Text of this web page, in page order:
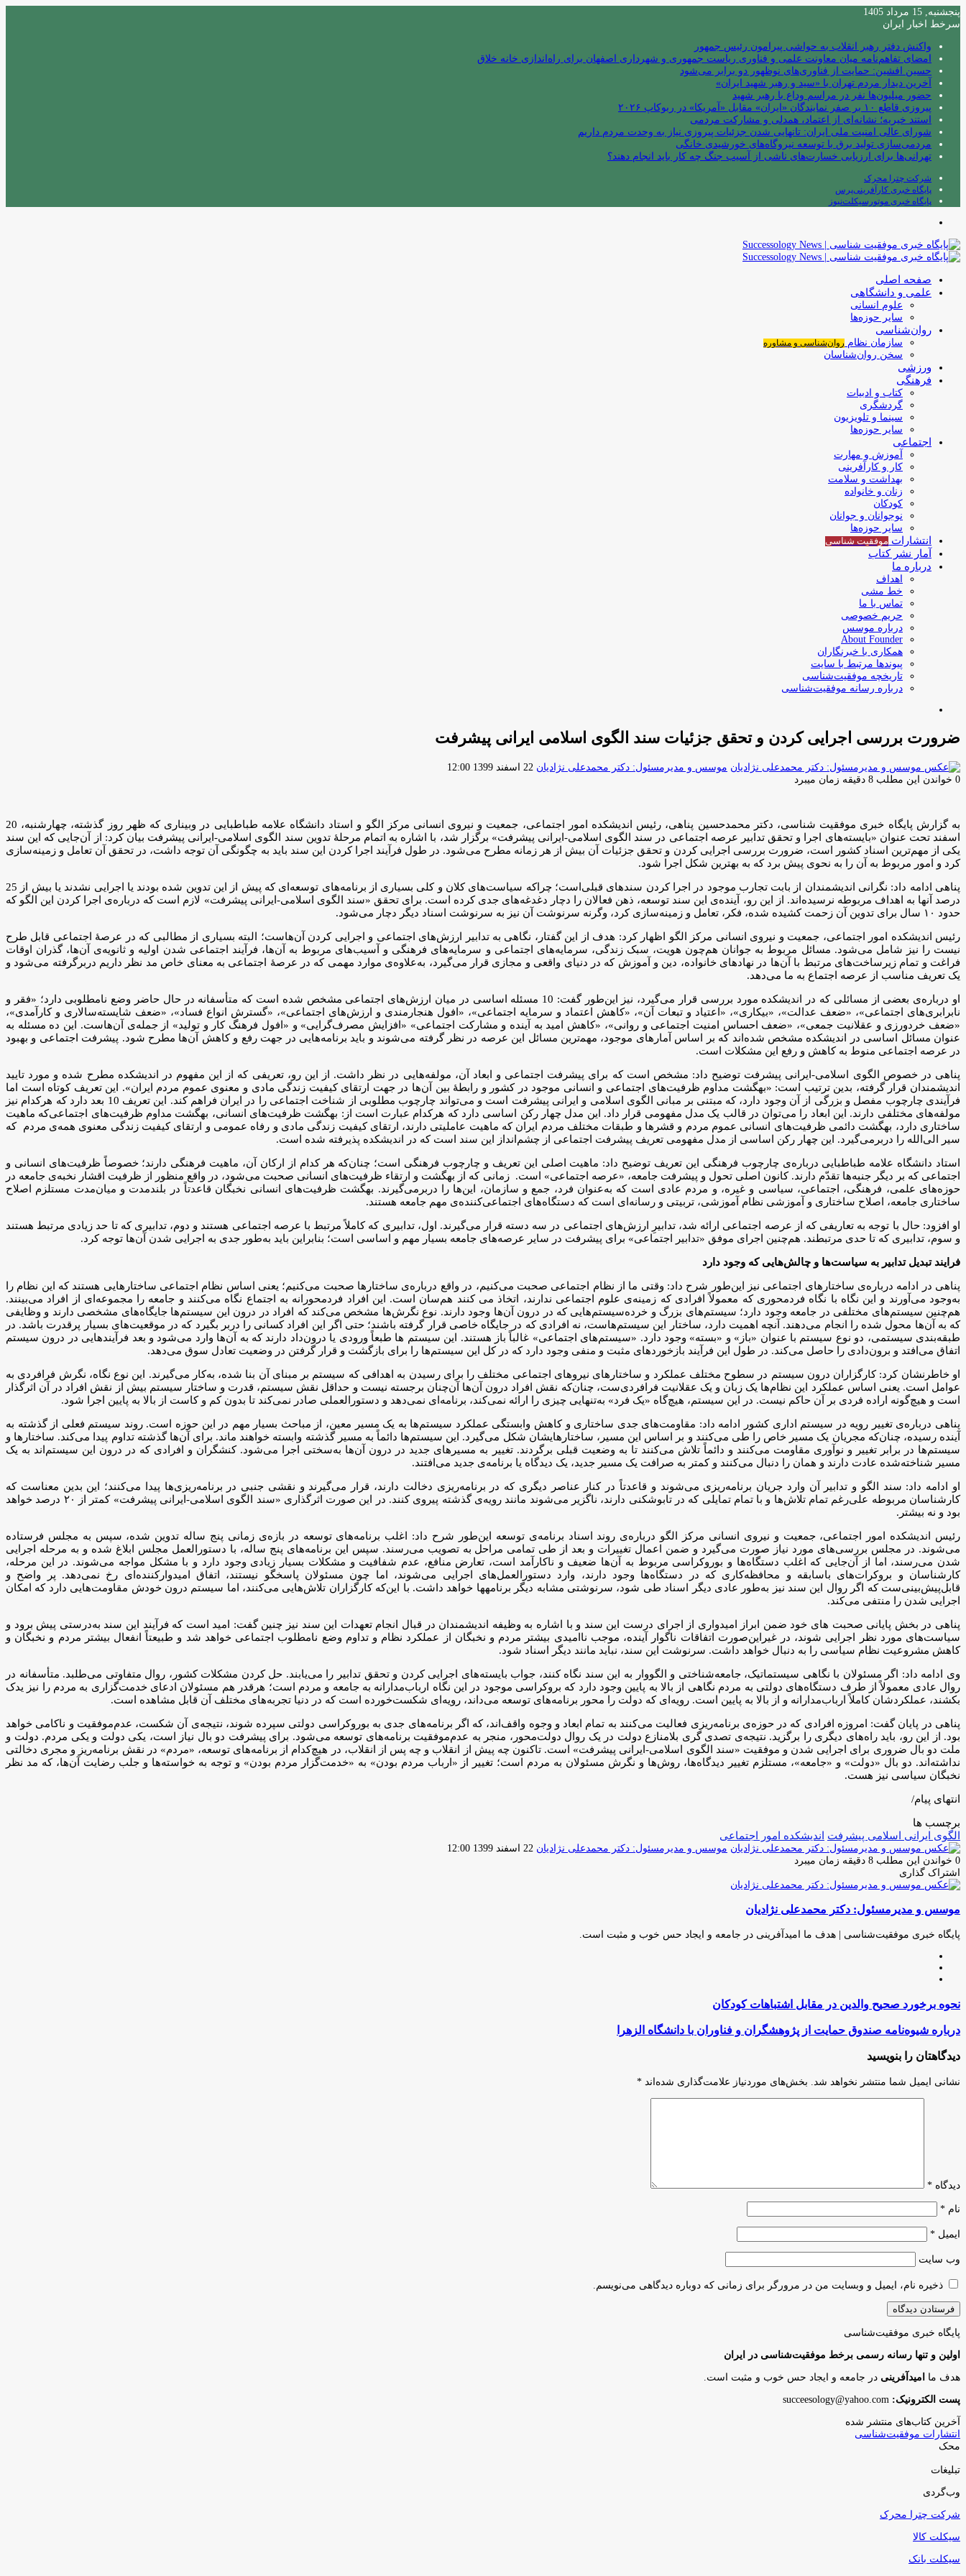
پنجشنبه, 15 مرداد 1405
سرخط اخبار ایران
واکنش دفتر رهبر انقلاب به حواشی پیرامون رئیس جمهور
امضای تفاهم‌نامه میان معاونت علمی و فناوری ریاست جمهوری و شهرداری اصفهان برای راه‌اندازی خانه خلاق
حسین افشین: حمایت از فناوری‌های نوظهور دو برابر می‌شود
آخرین دیدار مردم تهران با «سید و رهبر شهید ایران»
حضور میلیون‌ها نفر در مراسم وداع با رهبر شهید
پیروزی قاطع ۱۰ بر صفر نمایندگان «ایران» مقابل «آمریکا» در ربوکاپ ۲۰۲۶
استند خیریه؛ نشانه‌ای از اعتماد، همدلی و مشارکت مردمی
شورای عالی امنیت ملی ایران: تانهایی شدن جزئیات پیروزی نیاز به وحدت مردم داریم
مردمی‌سازی تولید برق با توسعه نیروگاه‌های خورشیدی خانگی
تهرانی‌ها برای ارزیابی خسارت‌های ناشی از آسیب جنگ چه کار باید انجام دهند؟
شرکت چترا محرک
پایگاه خبری کارآفرینی‌پرس
پایگاه خبری موتورسیکلت‌نیوز
صفحه اصلی
علمی و دانشگاهی
علوم انسانی
سایر حوزه‌ها
روان‌شناسی
سازمان نظام روان‌شناسی و مشاوره
سخن روان‌شناسان
ورزشی
فرهنگی
کتاب و ادبیات
گردشگری
سینما و تلویزیون
سایر حوزه‌ها
اجتماعی
آموزش و مهارت
کار و کارآفرینی
بهداشت و سلامت
زنان و خانواده
کودکان
نوجوانان و جوانان
سایر حوزه‌ها
انتشارات موفقیت‌ شناسی
آمار نشر کتاب
درباره ما
اهداف
خط مشی
تماس با ما
حریم خصوصی
درباره موسس
About Founder
همکاری با خبرنگاران
پیوندها مرتبط با سایت
تاریخچه موفقیت‌شناسی
درباره رسانه موفقیت‌شناسی
ضرورت بررسی اجرایی کردن و تحقق جزئیات سند الگوی اسلامی ایرانی پیشرفت
موسس و مدیرمسئول: دکتر محمدعلی نژادیان ارسال
22 اسفند 1399 12:00
0 خواندن این مطلب 8 دقیقه زمان میبرد
به گزارش پایگاه خبری موفقیت شناسی، دکتر محمدحسین پناهی، رئیس اندیشکده امور اجتماعی، جمعیت و نیروی انسانی مرکز الگو و استاد دانشگاه علامه طباطبایی در وبیناری که ظهر روز گذشته، چهارشنبه، 20
اسفند تحت عنوان «بایسته‌های اجرا و تحقق تدابیر عرصه اجتماعی در سند الگوی اسلامی-ایرانی پیشرفت» برگزار شد، با اشاره به اتمام مرحلۀ تدوین سند الگوی اسلامی-ایرانی پیشرفت بیان کرد: از آن‌جایی که این سند
یکی از مهم‌ترین اسناد کشور است، ضرورت بررسی اجرایی کردن و تحقق جزئیات آن بیش از هر زمانه مطرح می‌شود. در طول فرآیند اجرا کردن این سند باید به چگونگی آن توجه داشت، در تحقق آن تعامل و زمینه‌سازی
کرد و امور مربوط به آن را به نحوی پیش برد که به بهترین شکل اجرا شود.
پناهی ادامه داد: نگرانی اندیشمندان از بابت تجارب موجود در اجرا کردن سندهای قبلی‌است؛ چراکه سیاست‌های کلان و کلی بسیاری از برنامه‌های توسعه‌ای که پیش از این تدوین شده بودند یا اجرایی نشدند یا بیش از 25
درصد آنها به اهداف مربوطه نرسیده‌اند. از این رو، آینده‌ی این سند توسعه، ذهن فعالان را دچار دغدغه‌های جدی کرده است. برای تحقق «سند الگوی اسلامی-ایرانی پیشرفت» لازم است که درباره‌ی اجرا کردن این الگو که
حدود ۱۰ سال برای تدوین آن زحمت کشیده شده، فکر، تعامل و زمینه‌سازی کرد، وگرنه سرنوشت آن نیز به سرنوشت اسناد دیگر دچار می‌شود.
رئیس اندیشکده امور اجتماعی، جمعیت و نیروی انسانی مرکز الگو اظهار کرد: هدف از این گفتار، نگاهی به تدابیر ارزش‌های اجتماعی و اجرایی کردن آن‌هاست؛ البته بسیاری از مطالبی که در عرصۀ اجتماعی قابل طرح
نیست را نیز شامل می‌شود. مسائل مربوط به جوانان هم‌چون هویت، سبک زندگی، سرمایه‌های اجتماعی و سرمایه‌های فرهنگی و آسیب‌های مربوط به آن‌ها، فرآیند اجتماعی شدن اولیه و ثانویه‌ی آن‌ها، گذران اوقات
فراغت و تمام زیرساخت‌های مرتبط با آن‌ها در نهادهای خانواده، دین و آموزش که در دنیای واقعی و مجازی قرار می‌گیرد، به‌علاوه‌ی موارد مهمی که در عرصۀ اجتماعی به معنای خاص مد نظر داریم دربرگرفته می‌شود و
یک تعریف مناسب از عرصه اجتماع به ما می‌دهد.
او درباره‌ی بعضی از مسائلی که در اندیشکده‌ مورد بررسی قرار می‌گیرد، نیز این‌طور گفت: 10 مسئله اساسی در میان ارزش‌های اجتماعی مشخص شده است که متأسفانه در حال حاضر وضع نامطلوبی دارد؛ «فقر و
نابرابری‌های اجتماعی»، «ضعف عدالت»، «بیکاری»، «اعتیاد و تبعات آن»، «کاهش اعتماد و سرمایه اجتماعی»، «افول هنجارمندی و ارزش‌های اجتماعی»، «گسترش انواع فساد»، «ضعف شایسته‌سالاری و کارآمدی»،
«ضعف خردورزی و عقلانیت جمعی»، «ضعف احساس امنیت اجتماعی و روانی»، «کاهش امید به آینده و مشارکت اجتماعی» «افزایش مصرف‌گرایی» و «افول فرهنگ کار و تولید» از جمله‌ی آن‌هاست. این ده مسئله به
عنوان مسائل اساسی در اندیشکده مشخص شده‌اند که بر اساس آمارهای موجود، مهم‍‌ترین مسائل این عرصه در نظر گرفته می‌شوند و باید برنامه‌هایی در جهت رفع و کاهش آن‌ها مطرح شود. پیشرفت اجتماعی و بهبود
در عرصه اجتماعی منوط به کاهش و رفع این مشکلات است.
پناهی در خصوص الگوی اسلامی-ایرانی پیشرفت توضیح داد: مشخص است که برای پیشرفت اجتماعی و ابعاد آن، مولفه‌هایی در نظر داشت. از این رو، تعریفی که از این مفهوم در اندیشکده مطرح شده و مورد تایید
اندیشمندان قرار گرفته، بدین ترتیب است: «بهگشت مداوم ظرفیت‌های اجتماعی و انسانی موجود در کشور و رابطۀ بین آن‌ها در جهت ارتقای کیفیت زندگی مادی و معنوی عموم مردم ایران». این تعریف کوتاه است اما
فرآیندی چارچوب مفصل و بزرگی از آن وجود دارد، که مبتنی بر مبانی الگوی اسلامی و ایرانی پیشرفت است و می‌تواند چارچوب مطلوبی از شناخت اجتماعی را در ایران فراهم کند. این تعریف 10 بعد دارد که هرکدام نیز
مولفه‌های مختلفی دارند. این ابعاد را می‌توان در قالب یک مدل مفهومی قرار داد. این مدل چهار رکن اساسی دارد که هرکدام عبارت است از: بهگشت ظرفیت‌های انسانی، بهگشت مداوم ظرفیت‌های اجتماعی‌که ماهیت
ساختاری دارد، بهگشت دائمی ظرفیت‌های انسانی عموم مردم و قشرها و طبقات مختلف مردم ایران که ماهیت عاملیتی دارند، ارتقای کیفیت زندگی مادی و رفاه عمومی و ارتقای کیفیت زندگی معنوی همه‌ی مردم که
سیر الی‌الله را دربرمی‌گیرد. این چهار رکن اساسی از مدل مفهومی تعریف پیشرفت اجتماعی از چشم‌انداز این سند است که در اندیشکده پذیرفته شده است.
استاد دانشگاه علامه طباطبایی درباره‌ی چارچوب فرهنگی این تعریف توضیح داد: ماهیت اصلی این تعریف و چارچوب فرهنگی است؛ چنان‌که هر کدام از ارکان آن، ماهیت فرهنگی دارند؛ خصوصاً ظرفیت‌های انسانی و
اجتماعی که بر دیگر جنبه‌ها تقدّم دارند. کانون اصلی تحول و پیشرفت جامعه، «عرصه اجتماعی» است. زمانی که از بهگشت و ارتقاء ظرفیت‌های انسانی صحبت می‌شود، در واقع منظور از ظرفیت اقشار نخبه‌ی جامعه در
حوزه‌های علمی، فرهنگی، اجتماعی، سیاسی و غیره، و مردم عادی‌ است که به‌عنوان فرد، جمع و سازمان، این‌ها را دربرمی‌گیرند. بهگشت ظرفیت‌های انسانی نخبگان قاعدتاً در بلندمدت و میان‌مدت مستلزم اصلاح
ساختاری جامعه، اصلاح ساختاری و آموزشی نظام آموزشی، تربیتی و رسانه‌ای‌ است که دستگاه‌های اجتماعی‌کننده‌ی مهم جامعه هستند.
او افزود: حال با توجه به تعاریفی که از عرصه اجتماعی ارائه شد، تدابیرِ ارزش‌های اجتماعی در سه دسته قرار می‌گیرند. اول، تدابیری که کاملاً مرتبط با عرصه اجتماعی هستند و دوم، تدابیری که تا حد زیادی مرتبط هستند
و سوم، تدابیری که تا حدی مرتبطند. هم‌چنین اجرای موفق «تدابیر اجتماعی» برای پیشرفت در سایر عرصه‌های جامعه بسیار مهم و اساسی‌ است؛ بنابراین باید به‌طور جدی به اجرایی شدن آن‌ها توجه کرد.
فرایند تبدیل تدابیر به سیاست‌ها و چالش‌هایی که وجود دارد
پناهی در ادامه درباره‌ی ساختارهای اجتماعی نیز این‌طور شرح داد: وقتی ما از نظام اجتماعی صحبت می‌کنیم، در واقع درباره‌ی ساختارها صحبت می‌کنیم؛ یعنی اساس نظام اجتماعی ساختارهایی هستند که این نظام را
به‌وجود می‌آورند و این نگاه با نگاه فردمحوری که معمولاً افرادی که زمینه‌ی علوم اجتماعی ندارند، اتخاذ می کنند هم‎‌سان است. این افراد فردمحورانه به اجتماع نگاه می‌کنند و جامعه را مجموعه‌ای از افراد می‌بینند.
هم‌چنین سیستم‌های مختلفی در جامعه وجود دارد؛ سیستم‌های بزرگ و خرده‌سیستم‌هایی که در درون آن‌ها وجود دارند. نوع نگرش‌ها مشخص می‌کند که افراد در درون این سیستم‌ها جایگاه‌های مشخصی دارند و وظایفی
که به آن‌ها محول شده را انجام می‌دهند. آنچه اهمیت دارد، ساختار این سیستم‌هاست، نه افرادی که در جایگاه خاصی قرار گرفته باشند؛ حتی اگر این افراد کسانی را دربر بگیرد که در موقعیت‌های بسیار پرقدرت باشد. در
طبقه‌بندی سیستمی، دو نوع سیستم با عنوان «باز» و «بسته» وجود دارد. «سیستم‌های اجتماعی» غالباً باز هستند. این سیستم ها طبعاً ورودی یا درون‌داد دارند که به آن‌ها وارد می‌شود و بعد فرآیندهایی در درون سیستم
اتفاق می‌افتد و برون‌دادی را حاصل می‌کند. در طول این فرآیند بازخوردهای مثبت و منفی وجود دارد که در کل این سیستم‌ها را برای بازگشت و قرار گرفتن در وضعیت تعادل سوق می‌دهد.
او خاطرنشان کرد: کارگزاران درون سیستم در سطوح مختلف عملکرد و ساختارهای نیروهای اجتماعی مختلف را برای رسیدن به اهدافی که سیستم بر مبنای آن بنا شده، به‌کار می‌گیرند. این نوع نگاه، نگرش فرافردی به
عوامل است. یعنی اساس عملکرد این نظام‌ها یک زبان و یک عقلانیت فرافردی‌ست، چنان‌که نقش افراد درون آن‌ها آن‌چنان برجسته نیست و حداقل نقش سیستم، قدرت و ساختار سیستم بیش از نقش افراد در آن اثرگذار
است و هیچ‌گونه اراده فردی بر آن حاکم نیست. در این سیستم، هیچ‌گاه «یک فرد» به‌تنهایی چیزی را ارائه نمی‌کند، برنامه‌ای نمی‌دهد و دستورالعملی صادر نمی‌کند تا بدون کم و کاست از بالا به پایین اجرا شود.
پناهی درباره‌ی تغییر رویه در سیستم اداری کشور ادامه داد: مقاومت‌های جدی ساختاری و کاهش وابستگی عملکرد سیستم‌ها به یک مسیر معین، از مباحث بسیار مهم در این حوزه است. روند سیستم فعلی از گذشته به
آینده رسیده، چنان‌که مجریان یک مسیر خاص را طی می‌کنند و بر اساس این مسیر، ساختارهایشان شکل می‌گیرد. این سیستم‌ها دائماً به مسیر گذشته وابسته خواهند ماند. برای آن‌ها گذشته تداوم پیدا می‌کند. ساختارها و
سیستم‌ها در برابر تغییر و نوآوری مقاومت می‌کنند و دائماً تلاش می‌کنند تا به وضعیت قبلی برگردند. تغییر به مسیرهای جدید در درون آن‌ها به‌سختی اجرا می‌شود. کنشگران و افرادی که در درون این سیستم‌اند به یک
مسیر شناخته‌شده عادت دارند و همان را دنبال می‌کنند و کمتر به صرافت یک مسیر جدید، یک دیدگاه یا برنامه‌ی جدید می‌افتند.
او ادامه داد: سند الگو و تدابیر آن وارد جریان برنامه‌ریزی می‌شوند و قاعدتاً در کنار عناصر دیگری که در برنامه‌ریزی دخالت دارند، قرار می‌گیرند و نقشی جنبی در برنامه‌ریزی‌ها پیدا می‌کنند؛ این بدین معناست که
کارشناسان مربوطه علی‌رغم تمام تلاش‌ها و با تمام تمایلی که در تابوشکنی دارند، ناگزیر می‌شوند مانند رویه‌ی گذشته پیروی کنند. در این صورت اثرگذاری «سند الگوی اسلامی-ایرانی پیشرفت» کمتر از ۲۰ درصد خواهد
بود و نه بیشتر.
رئیس اندیشکده امور اجتماعی، جمعیت و نیروی انسانی مرکز الگو درباره‌ی روند اسناد برنامه‌ی توسعه این‌طور شرح داد: اغلب برنامه‌های توسعه در بازه‌ی زمانی پنج ساله تدوین شده، سپس به مجلس فرستاده
می‌شوند. در مجلس بررسی‌های مورد نیاز صورت می‌گیرد و ضمن اعمال تغییرات و بعد از طی تمامی مراحل به تصویب می‌رسند. سپس این برنامه‌های پنج ساله، با دستورالعمل مجلس ابلاغ شده و به مرحله اجرایی
شدن می‌رسند، اما از آن‌جایی که اغلب دستگاه‌ها و بوروکراسی مربوط به آن‌ها ضعیف و ناکارآمد است، تعارض منافع، عدم شفافیت و مشکلات بسیار زیادی وجود دارد و با مشکل مواجه می‌شوند. در این مرحله،
کارشناسان و بروکرات‌های باسابقه و محافظه‌کاری که در دستگاه‌ها وجود دارند، وارد دستورالعمل‌های اجرایی می‌شوند، اما چون مسئولان پاسخگو نیستند، اتفاق امیدوارکننده‌ای رخ نمی‌دهد. پر واضح و
قابل‌پیش‌بینی‌ست که اگر روال این سند نیز به‌طور عادی دیگر اسناد طی شود، سرنوشتی مشابه دیگر برنامه‎ها خواهد داشت. با این‌که کارگزاران تلاش‌هایی می‌کنند، اما سیستم درون خودش مقاومت‌هایی دارد که امکان
اجرایی شدن را منتفی می‌کند.
پناهی در بخش پایانی صحبت های خود ضمن ابراز امیدواری از اجرای درست این سند و با اشاره به وظیفه اندیشمندان در قبال انجام تعهدات این سند نیز چنین گفت: امید است که فرآیند این سند به‌درستی پیش برود و
سیاست‌های مورد نظر اجرایی شوند، در غیراین‌صورت اتفاقات ناگوار آینده، موجب ناامیدی بیشتر مردم و نخبگان از عملکرد نظام و تداوم وضع نامطلوب اجتماعی خواهد شد و طبیعتاً انفعال بیشتر مردم و نخبگان و
کاهش مشروعیت نظام سیاسی را به دنبال خواهد داشت. سرنوشت این سند، نباید مانند دیگر اسناد شود.
وی ادامه داد: اگر مسئولان با نگاهی سیستماتیک، جامعه‌شناختی و الگووار به این سند نگاه کنند، جواب بایسته‌های اجرایی کردن و تحقق تدابیر را می‌یابند. حل کردن مشکلات کشور، روال متفاوتی می‌طلبد. متأسفانه در
روال عادی معمولاً از طرف دستگاه‌های دولتی به مردم نگاهی از بالا به پایین وجود دارد که بروکراسی موجود در این نگاه ارباب‌مدارانه به جامعه و مردم است؛ هرقدر هم مسئولان ادعای خدمت‌گزاری به مردم را نیز یدک
بکشند، عملکردشان کاملاً ارباب‌مدارانه و از بالا به پایین است. رویه‌ای که دولت را محور برنامه‌های توسعه می‌داند، رویه‌ای شکست‌خورده است که در دنیا تجربه‌های مختلف آن قابل مشاهده است.
پناهی در پایان گفت: امروزه افرادی که در حوزه‌ی برنامه‌ریزی فعالیت می‌کنند به تمام ابعاد و وجوه واقف‌اند، که اگر برنامه‌های جدی به بوروکراسی دولتی سپرده شوند، نتیجه‌ی آن شکست، عدم‌موفقیت و ناکامی خواهد
بود. از این رو، باید راه‌های دیگری را برگزید. نتیجه‌ی تصدی گری بلامنازع دولت در یک روال دولت‌محور، منجر به عدم‌موفقیت برنامه‌های توسعه می‌شود. برای پیشرفت دو بال نیاز است، یکی دولت و یکی مردم. دولت و
ملت دو بال ضروری برای اجرایی شدن و موفقیت «سند الگوی اسلامی-ایرانی پیشرفت» است. تاکنون چه پیش از انقلاب و چه پس از انقلاب، در هیچ‌کدام از برنامه‌های توسعه، «مردم» در نقش برنامه‌ریز و مجری دخالتی
نداشته‌اند. دو بال «دولت» و «جامعه»، مستلزم تغییر دیدگاه‌ها، روش‌ها و نگرش مسئولان به مردم است؛ تغییر از «ارباب مردم بودن» به «خدمت‌گزار مردم بودن» و توجه به خواسته‌ها و جلب رضایت آن‌ها، که مد نظر
نخبگان سیاسی نیز هست.
انتهای پیام/
برچسب ها
الگوی ایرانی اسلامی پیشرفت اندیشکده امور اجتماعی
موسس و مدیرمسئول: دکتر محمدعلی نژادیان ارسال
22 اسفند 1399 12:00
0 خواندن این مطلب 8 دقیقه زمان میبرد
اشتراک گذاری
فیس
توئیتر
لینکدین
واتس
تلگرام
اشتراک
از
ایمیل
چاپ
موسس و مدیرمسئول: دکتر محمدعلی نژادیان
پایگاه خبری موفقیت‌شناسی | هدف ما امیدآفرینی در جامعه و ایجاد حس خوب و مثبت است.
نحوه
برخورد
صحیح
والدین
مقابل
اشتباهات
کودکان
نحوه برخورد صحیح والدین در مقابل اشتباهات کودکان
درباره
صندوق
از
پژوهشگران
درباره شیوه‌نامه صندوق حمایت از پژوهشگران و فناوران با دانشگاه الزهرا
دیدگاهتان را بنویسید
نشانی ایمیل شما منتشر نخواهد شد. بخش‌های موردنیاز علامت‌گذاری شده‌اند *
دیدگاه *
نام *
ایمیل *
وب‌ سایت
ذخیره نام، ایمیل و وبسایت من در مرورگر برای زمانی که دوباره دیدگاهی می‌نویسم.
پایگاه‌ خبری موفقیت‌شناسی
اولین و تنها رسانه رسمی برخط موفقیت‌شناسی در ایران
هدف ما امیدآفرینی در جامعه و ایجاد حس خوب و مثبت است.
پست الکترونیک:
آخرین کتاب‌های منتشر شده
انتشارات موفقیت‌شناسی
محک
تبلیغات
وب‌گردی
شرکت چترا محرک
سیکلت کالا
سیکلت بانک